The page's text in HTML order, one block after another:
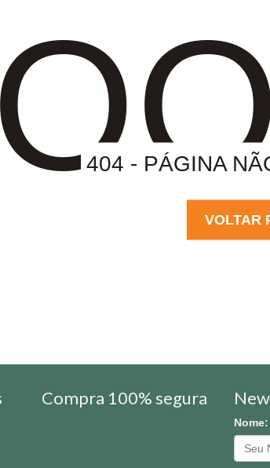
404 - PÁGINA
VOLTAR
Compra 100% segura
Nome: